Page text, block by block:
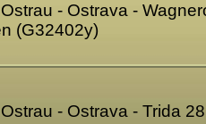
- Ostrava -
(G32402y)
- Ostrava - Trida